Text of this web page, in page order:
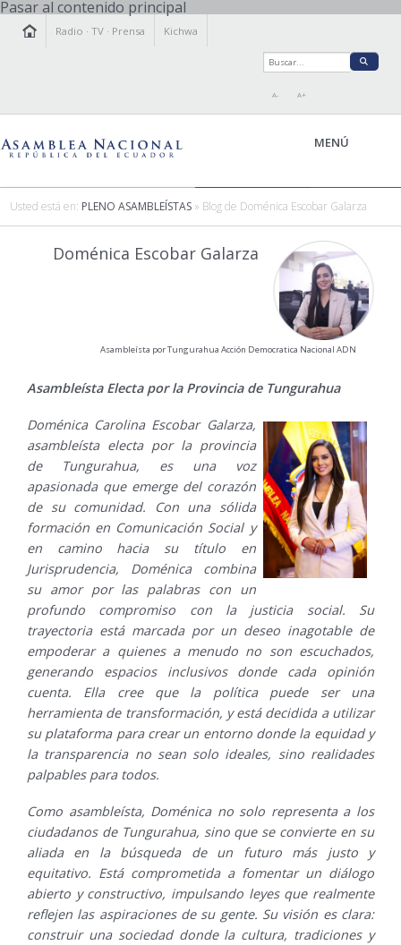
Pasar al contenido principal
Radio ·TV · Prensa Kichwa
A- A+
MENÚ
Usted está en: PLENO ASAMBLEÍSTAS » Blog de Doménica Escobar Galarza
Doménica Escobar Galarza
Asambleísta por Tungurahua Acción Democratica Nacional ADN
Asambleísta Electa por la Provincia de Tungurahua
Doménica Carolina Escobar Galarza,
asambleísta electa por la provincia
de Tungurahua, es una voz
apasionada que emerge del corazón
de su comunidad. Con una sólida
formación en Comunicación Social y
en camino hacia su título en
Jurisprudencia, Doménica combina
su amor por las palabras con un
profundo compromiso con la justicia social. Su
trayectoria está marcada por un deseo inagotable de
empoderar a quienes a menudo no son escuchados,
generando espacios inclusivos donde cada opinión
cuenta. Ella cree que la política puede ser una
herramienta de transformación, y está decidida a utilizar
su plataforma para crear un entorno donde la equidad y
la transparencia no sean solo ideales, sino realidades
palpables para todos.
Como asambleísta, Doménica no solo representa a los
ciudadanos de Tungurahua, sino que se convierte en su
aliada en la búsqueda de un futuro más justo y
equitativo. Está comprometida a fomentar un diálogo
abierto y constructivo, impulsando leyes que realmente
reflejen las aspiraciones de su gente. Su visión es clara:
construir una sociedad donde la cultura, tradiciones y